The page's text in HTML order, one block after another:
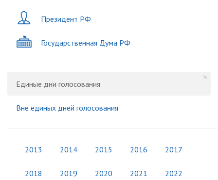
Президент РФ
Государственная Дума РФ
Единые дни голосования
Вне единых дней голосования
2013 2014 2015 2016 2017
2018 2019 2020 2021 2022